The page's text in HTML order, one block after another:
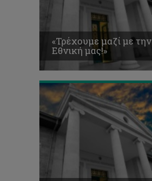
«Τρέχουμε μαζί με την
Εθνική μας!»
ΠΑΝΕΠΙΣΤΗΜΙΑΚΟ
ΓΥΜΝΑΣΤΗΡΙΟ
ΑΠΡΙΛΙΟΣ
2021